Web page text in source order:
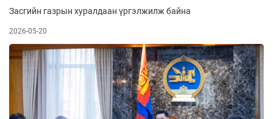
Засгийн газрын хуралдаан үргэлжилж байна
2026-05-20